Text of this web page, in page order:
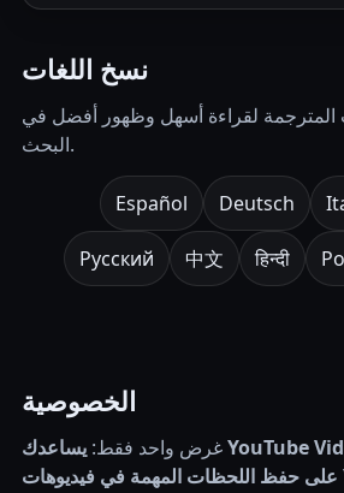
نسخ اللغات
لقراءة أسهل وظهور أفضل في
البحث.
Español Deutsch
Русский 中文 हिन्दी
الخصوصية
غرض واحد فقط:يساعدك YouTube Video Bookmarker
على حفظ اللحظات المهمة في فيديوهات YouTube وتسميتها